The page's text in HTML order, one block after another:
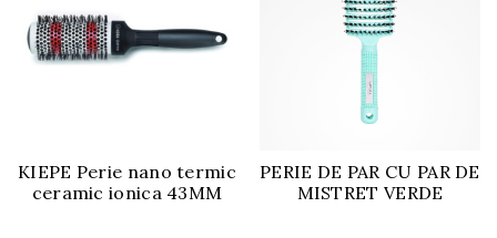
KIEPE Perie nano termic
ceramic ionica 43MM
PERIE DE PAR CU PAR DE
MISTRET VERDE